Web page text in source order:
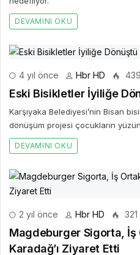
DEVAMINI OKU
4 yıl önce Hbr HD 439
Eski Bisikletler İyiliğe
Karşıyaka Belediyesi’nin Bisan
dönüşüm projesi çocukların
DEVAMINI OKU
2 yıl önce Hbr HD 321
Magdeburger Sigorta, İş
Karadağ’ı Ziyaret Etti